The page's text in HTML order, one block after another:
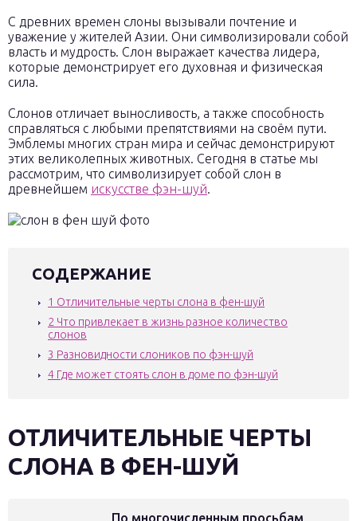
С древних времен слоны вызывали почтение и
уважение у жителей Азии. Они символизировали собой
власть и мудрость. Слон выражает качества лидера,
которые демонстрирует его духовная и физическая
сила.
Слонов отличает выносливость, а также способность
справляться с любыми препятствиями на своём пути.
Эмблемы многих стран мира и сейчас демонстрируют
этих великолепных животных. Сегодня в статье мы
рассмотрим, что символизирует собой слон в
древнейшем искусстве фэн-шуй.
СОДЕРЖАНИЕ
1 Отличительные черты слона в фен-шуй
2 Что привлекает в жизнь разное количество
слонов
3 Разновидности слоников по фэн-шуй
4 Где может стоять слон в доме по фэн-шуй
ОТЛИЧИТЕЛЬНЫЕ ЧЕРТЫ
СЛОНА В ФЕН-ШУЙ
По многочисленным просьбам